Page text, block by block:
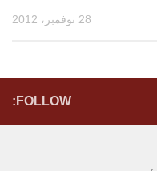
28 نوفمبر، 2012
FOLLOW: